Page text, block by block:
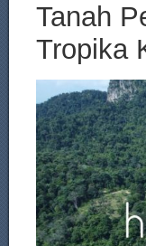
Tanah
Tropika